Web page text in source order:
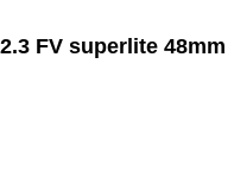
FV superlite 48mm